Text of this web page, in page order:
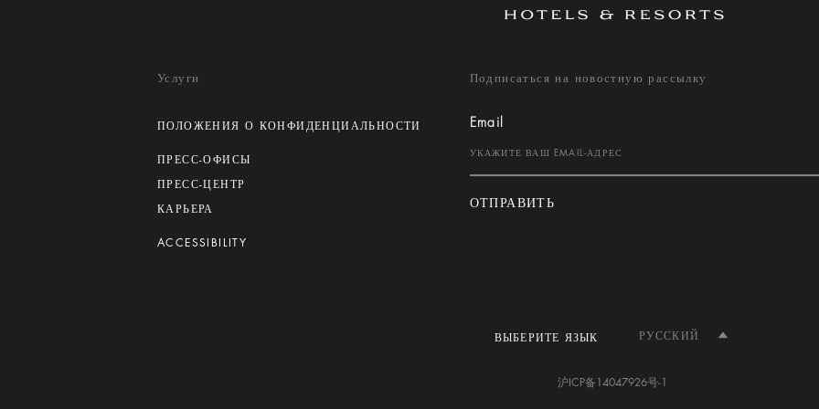
Услуги
ПОЛОЖЕНИЯ О КОНФИДЕНЦИАЛЬНОСТИ
ПРЕСС-ОФИСЫ
ПРЕСС-ЦЕНТР
КАРЬЕРА
ACCESSIBILITY
Подписаться на новостную рассылку
Email
ОТПРАВИТЬ
ВЫБЕРИТЕ ЯЗЫК РУССКИЙ
沪ICP备14047926号-1